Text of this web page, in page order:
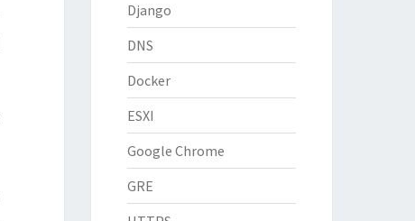
Django
DNS
Docker
ESXI
Google Chrome
GRE